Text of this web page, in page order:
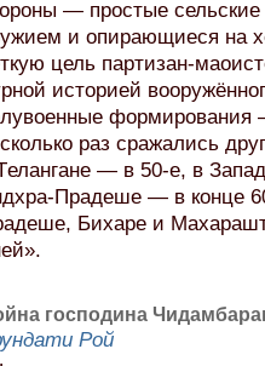
— простые
и опирающиеся на
цель партизан-
историей
формирования
раз сражались
— в 50-е, в
Прадеше — в конце
Бихаре и
господина
Рой